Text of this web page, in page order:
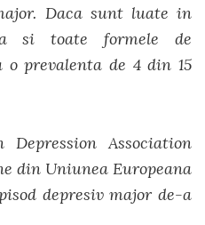
Daca sunt luate in
si toate formele de
o prevalenta de 4 din 15
Association
din Uniunea Europeana
depresiv major de-a